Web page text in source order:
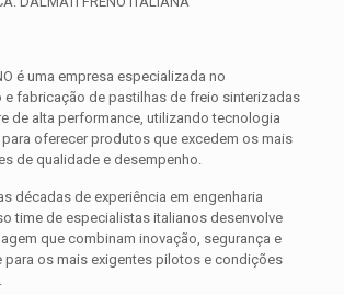
é uma empresa especializada no
e fabricação de pastilhas de freio sinterizadas
de alta performance, utilizando tecnologia
oferecer produtos que excedem os mais
de qualidade e desempenho.
décadas de experiência em engenharia
time de especialistas italianos desenvolve
que combinam inovação, segurança e
para os mais exigentes pilotos e condições